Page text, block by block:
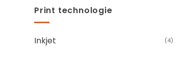
Print technologie
Inkjet (4)